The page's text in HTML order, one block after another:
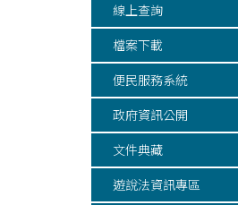
線上查詢
檔案下載
便民服務系統
政府資訊公開
文件典藏
遊說法資訊專區